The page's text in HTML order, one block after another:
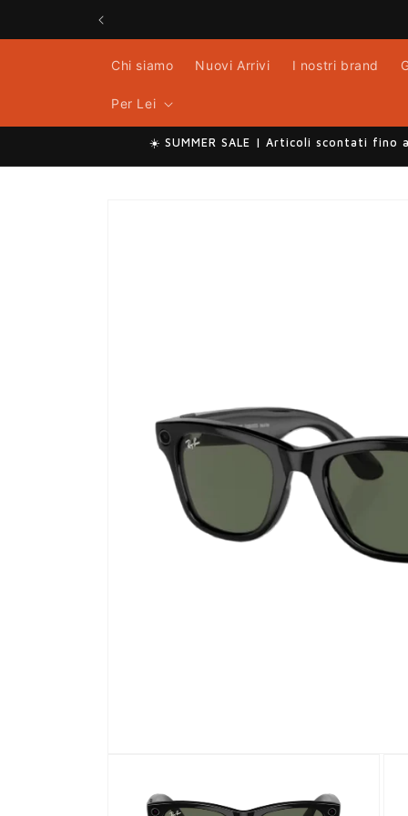
direttamente
ai contenuti
Chi siamo Nuovi Arrivi I nostri brand
Per Lei
☀️ SUMMER SALE | Articoli scontati fino